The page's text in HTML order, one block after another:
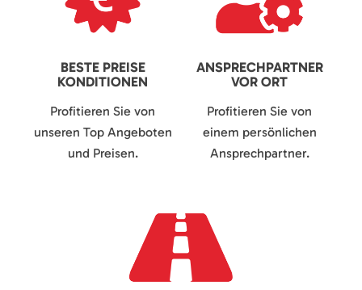
BESTE PREISE
KONDITIONEN
Profitieren Sie von
unseren Top Angeboten
und Preisen.
ANSPRECHPARTNER
VOR ORT
Profitieren Sie von
einem persönlichen
Ansprechpartner.